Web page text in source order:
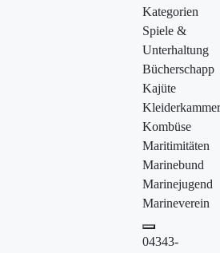
Kategorien
Spiele &
Unterhaltung
Bücherschapp
Kajüte
Kleiderkammer
Kombüse
Maritimitäten
Marinebund
Marinejugend
Marineverein
04343-